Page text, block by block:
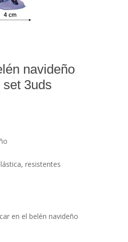
navideño
3uds
resistentes
en el belén navideño